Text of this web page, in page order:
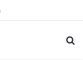
10.000 KM